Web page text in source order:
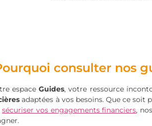
consulter nos
espaceGuides, votre ressource
adaptées à vos besoins. Que ce soit
sécuriser vos engagements financiers,